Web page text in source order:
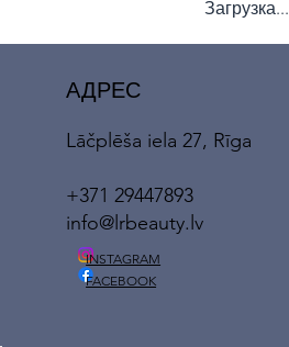
Загрузка...
АДРЕС
Lāčplēša iela 27, Rīga
+371 29447893
info@lrbeauty.lv
INSTAGRAM
FACEBOOK